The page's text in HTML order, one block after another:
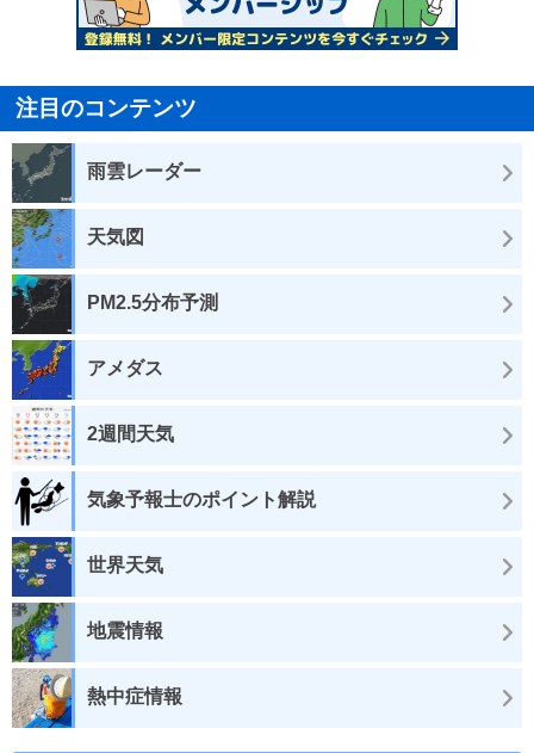
注目のコンテンツ
雨雲レーダー
天気図
PM2.5分布予測
アメダス
2週間天気
気象予報士のポイント解説
世界天気
地震情報
熱中症情報